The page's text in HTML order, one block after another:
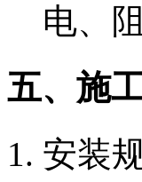
电、
五、施
安装